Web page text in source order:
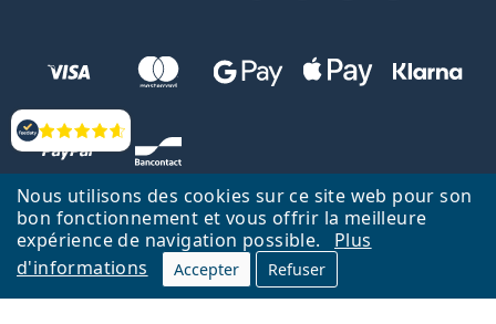
Nous utilisons des cookies sur ce site web pour son
bon fonctionnement et vous offrir la meilleure
expérience de navigation possible.
Plus
d'informations
Accepter Refuser
Évaluation
Retour à la page d'accueil Haut
Nederlands